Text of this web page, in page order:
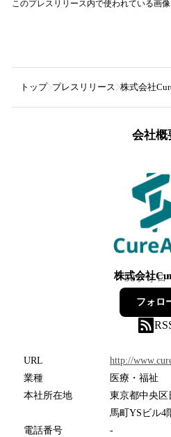
このプレスリリース内で使われている画
トップ プレスリリース 株式会社
会社概
株式会社
58フォロ
フォロ
URL
http://
業種
医療・福祉
本社所在地
東京都中央
馬町YSビル4
電話番号
-